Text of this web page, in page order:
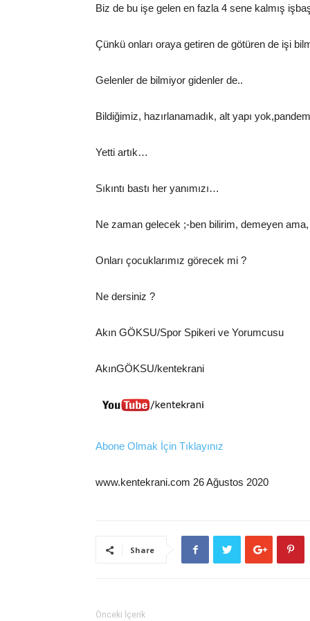
Biz de bu işe gelen en fazla 4 sene kalmış
Çünkü onları oraya getiren de götüren de işi
Gelenler de bilmiyor gidenler de..
Bildiğimiz, hazırlanamadık, alt yapı
Yetti artık…
Sıkıntı bastı her yanımızı…
Ne zaman gelecek ;-ben bilirim, demeyen
Onları çocuklarımız görecek mi ?
Ne dersiniz ?
Akın GÖKSU/Spor Spikeri ve Yorumcusu
AkınGÖKSU/kentekrani
Abone Olmak İçin Tıklayınız
www.kentekrani.com 26 Ağustos 2020
Share
Önceki İçerik